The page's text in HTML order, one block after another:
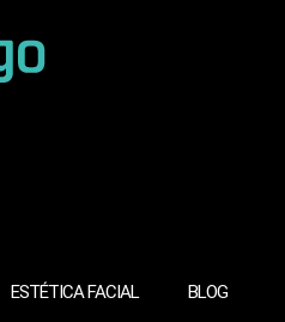
ESTÉTICA FACIAL BLOG